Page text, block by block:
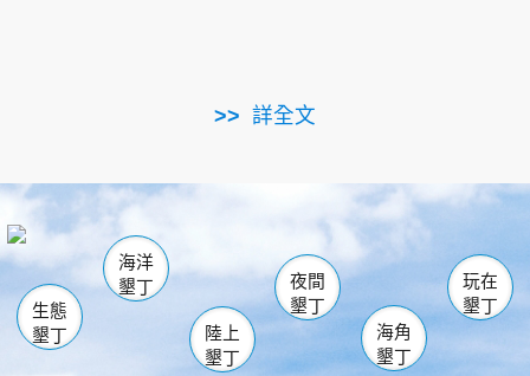
詳全文
南仁湖
海生館
恆春 佳樂水
龍鑾潭自然中心 森林遊樂區
瓊麻館
關山 墾管處遊客中心
社頂公園 風吹沙
船帆石
白砂 龍磐公園
香蕉灣
砂島
鵝鑾鼻
生態
墾丁
海洋
墾丁
陸上
墾丁
夜間
墾丁
海角
墾丁
玩在
墾丁